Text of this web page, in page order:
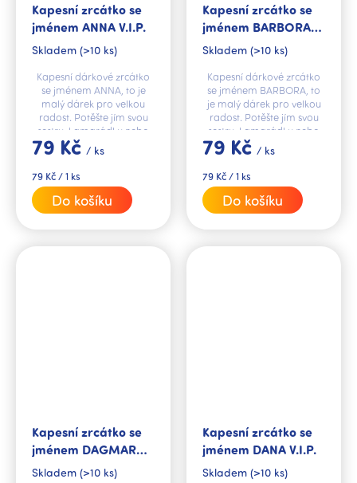
Kapesní zrcátko se
jménem ANNA V.I.P.
Skladem (>10 ks)
79 Kč / ks
Měrná
cena:
79 Kč / 1 ks
Do košíku
Kapesní dárkové zrcátko
se jménem ANNA, to je
malý dárek pro velkou
radost. Potěšte jím svou
sestru, kamarádku nebo
kolegyni.
Kapesní zrcátko se
jménem BARBORA
V.I.P.
Skladem (>10 ks)
79 Kč / ks
Měrná
cena:
79 Kč / 1 ks
Do košíku
Kapesní dárkové zrcátko
se jménem BARBORA, to
je malý dárek pro velkou
radost. Potěšte jím svou
sestru, kamarádku nebo
kolegyni.
Kapesní zrcátko se
jménem DAGMAR
V.I.P.
Skladem (>10 ks)
Kapesní zrcátko se
jménem DANA V.I.P.
Skladem (>10 ks)